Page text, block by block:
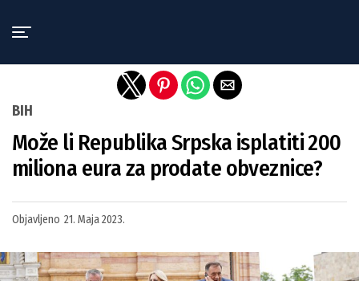
BIH
Može li Republika Srpska isplatiti 200
miliona eura za prodate obveznice?
Objavljeno 21. Maja 2023.